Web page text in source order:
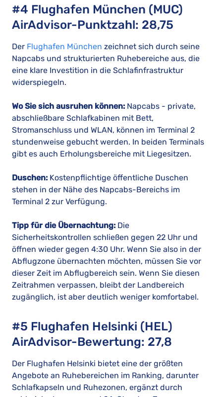
#4 Flughafen München (MUC)
AirAdvisor-Punktzahl: 28,75
Der Flughafen München zeichnet sich durch seine
Napcabs und strukturierten Ruhebereiche aus, die
eine klare Investition in die Schlafinfrastruktur
widerspiegeln.
Wo Sie sich ausruhen können: Napcabs - private,
abschließbare Schlafkabinen mit Bett,
Stromanschluss und WLAN, können im Terminal 2
stundenweise gebucht werden. In beiden Terminals
gibt es auch Erholungsbereiche mit Liegesitzen.
Duschen: Kostenpflichtige öffentliche Duschen
stehen in der Nähe des Napcabs-Bereichs im
Terminal 2 zur Verfügung.
Tipp für die Übernachtung: Die
Sicherheitskontrollen schließen gegen 22 Uhr und
öffnen wieder gegen 4:30 Uhr. Wenn Sie also in der
Abflugzone übernachten möchten, müssen Sie vor
dieser Zeit im Abflugbereich sein. Wenn Sie diesen
Zeitrahmen verpassen, bleibt der Landbereich
zugänglich, ist aber deutlich weniger komfortabel.
#5 Flughafen Helsinki (HEL)
AirAdvisor-Bewertung: 27,8
Der Flughafen Helsinki bietet eine der größten
Angebote an Ruhebereichen im Ranking, darunter
Schlafkapseln und Ruhezonen, ergänzt durch